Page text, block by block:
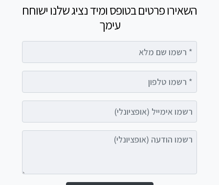
השאירו פרטים בטופס ומיד נציג שלנו ישוחח
עימך
רשמו הודעה (אופציונלי)